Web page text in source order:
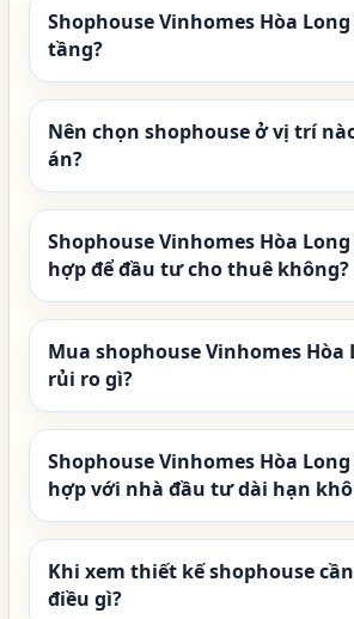
Shophouse Vinhomes Hòa
tầng?
Nên chọn shophouse ở vị trí
án?
Shophouse Vinhomes Hòa
hợp để đầu tư cho thuê không?
Mua shophouse Vinhomes Hòa
rủi ro gì?
Shophouse Vinhomes Hòa
hợp với nhà đầu tư dài hạn
Khi xem thiết kế shophouse
điều gì?